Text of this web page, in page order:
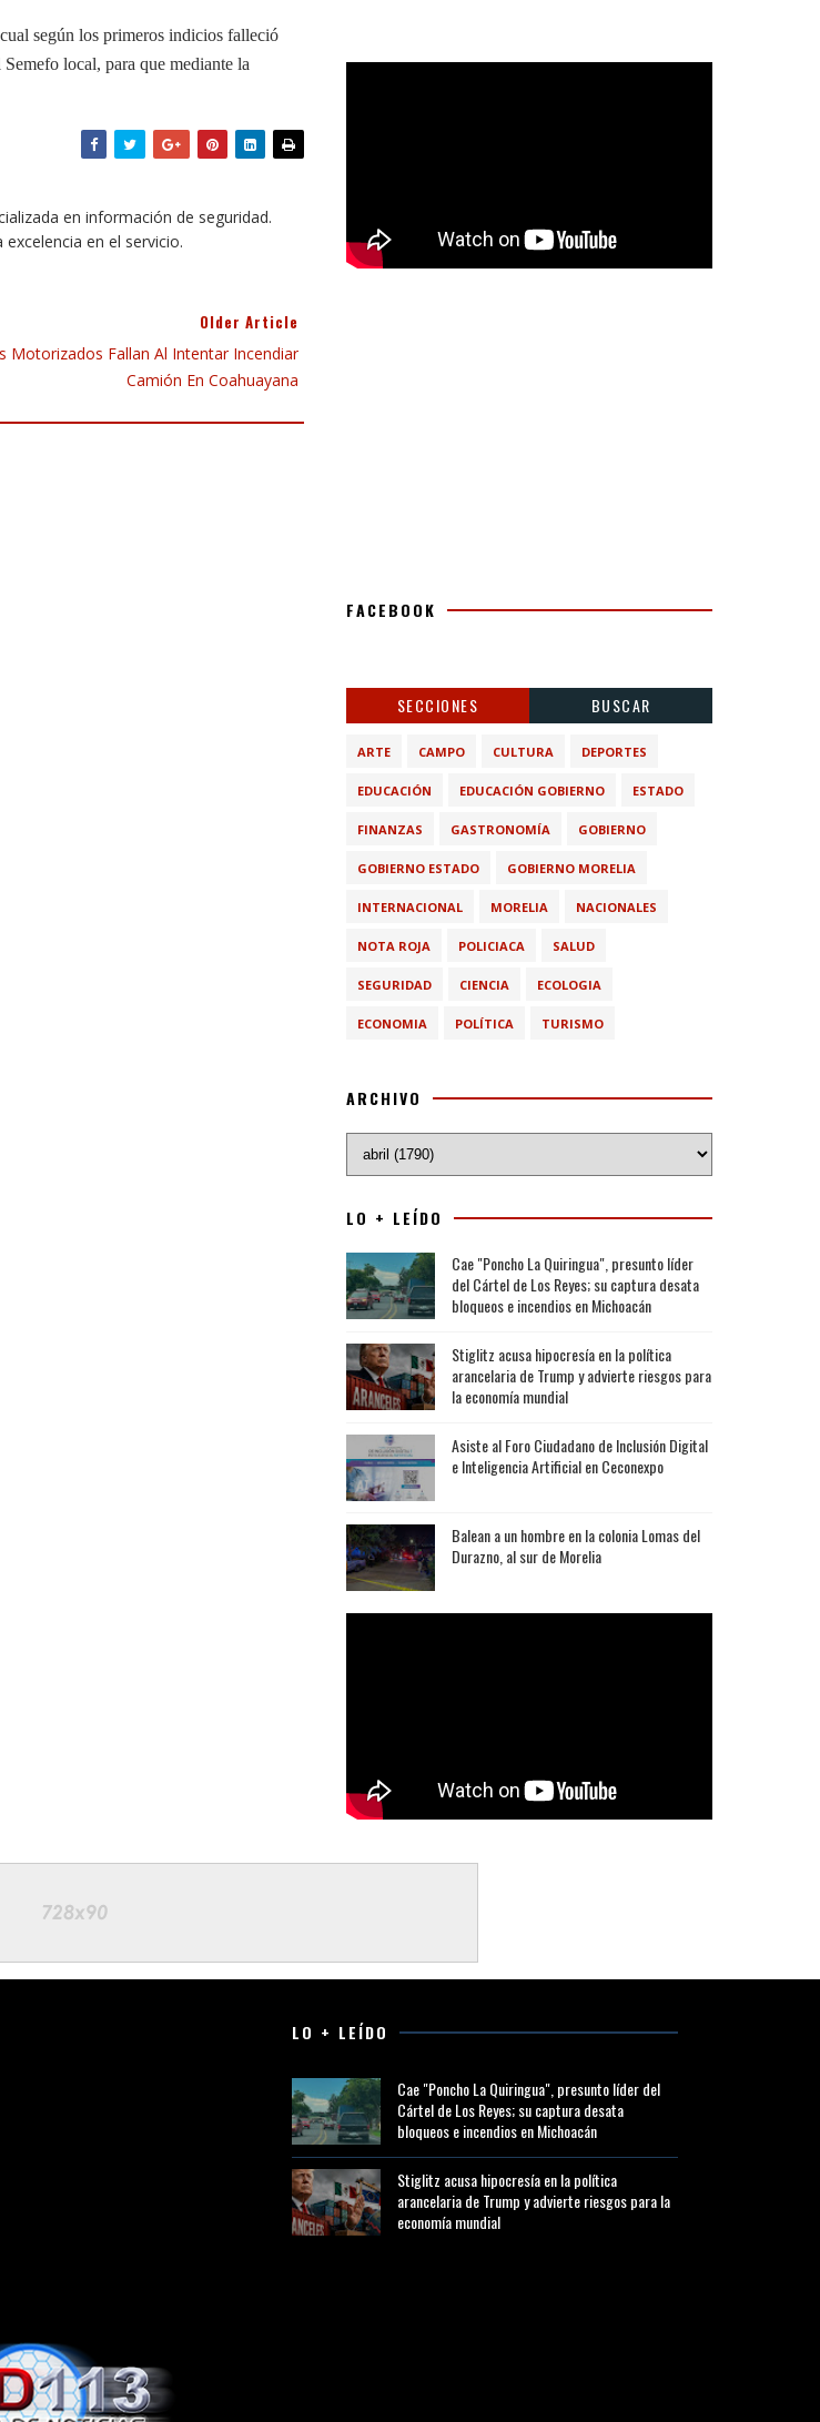
según los primeros indicios falleció
local, para que mediante la
en información de seguridad.
en el servicio.
Older Article
Motorizados Fallan Al Intentar Incendiar
Camión En Coahuayana
FACEBOOK
SECCIONES BUSCAR
ARTE CAMPO CULTURA DEPORTES
EDUCACIÓN EDUCACIÓN GOBIERNO ESTADO
FINANZAS GASTRONOMÍA GOBIERNO
GOBIERNO ESTADO GOBIERNO MORELIA
INTERNACIONAL MORELIA NACIONALES
NOTA ROJA POLICIACA SALUD
SEGURIDAD CIENCIA ECOLOGIA
ECONOMIA POLÍTICA TURISMO
ARCHIVO
LO + LEÍDO
Cae "Poncho La Quiringua", presunto líder
del Cártel de Los Reyes; su captura desata
bloqueos e incendios en Michoacán
Stiglitz acusa hipocresía en la política
arancelaria de Trump y advierte riesgos para
la economía mundial
Asiste al Foro Ciudadano de Inclusión Digital
e Inteligencia Artificial en Ceconexpo
Balean a un hombre en la colonia Lomas del
Durazno, al sur de Morelia
LO + LEÍDO
Cae "Poncho La Quiringua", presunto líder del
Cártel de Los Reyes; su captura desata
bloqueos e incendios en Michoacán
Stiglitz acusa hipocresía en la política
arancelaria de Trump y advierte riesgos para la
economía mundial